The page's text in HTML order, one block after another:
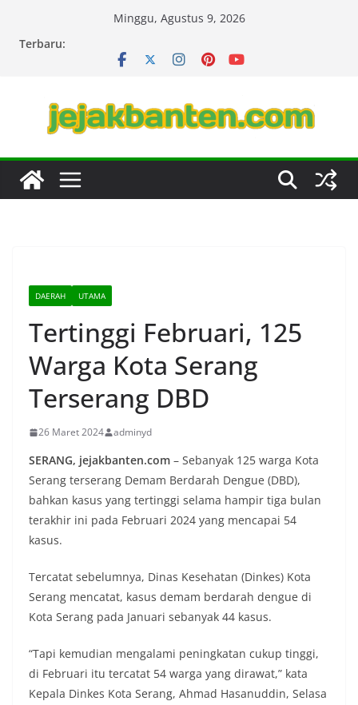
Minggu, Agustus 9, 2026
Terbaru:
DAERAH UTAMA
Tertinggi Februari, 125
Warga Kota Serang
Terserang DBD
26 Maret 2024 adminyd
SERANG, jejakbanten.com – Sebanyak 125 warga Kota
Serang terserang Demam Berdarah Dengue (DBD),
bahkan kasus yang tertinggi selama hampir tiga bulan
terakhir ini pada Februari 2024 yang mencapai 54
kasus.
Tercatat sebelumnya, Dinas Kesehatan (Dinkes) Kota
Serang mencatat, kasus demam berdarah dengue di
Kota Serang pada Januari sebanyak 44 kasus.
“Tapi kemudian mengalami peningkatan cukup tinggi,
di Februari itu tercatat 54 warga yang dirawat,” kata
Kepala Dinkes Kota Serang, Ahmad Hasanuddin, Selasa